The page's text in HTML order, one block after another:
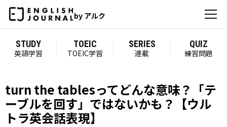
by アルク
STUDY
英語学習
TOEIC
TOEIC学習
SERIES
連載
QUIZ
練習問題
turn the tablesってどんな意味？「テ
ーブルを回す」ではないかも？【ウル
トラ英会話表現】